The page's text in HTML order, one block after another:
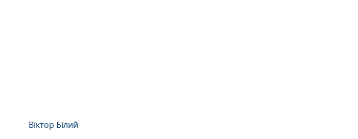
Віктор Білий